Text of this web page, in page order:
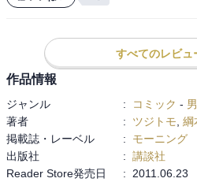
すべてのレビュ
作品情報
ジャンル : コミック -
著者
: ツジトモ 綱
掲載誌・レーベル
:
モーニング
出版社
: 講談社
Reader Store発売日
:
2011.06.23